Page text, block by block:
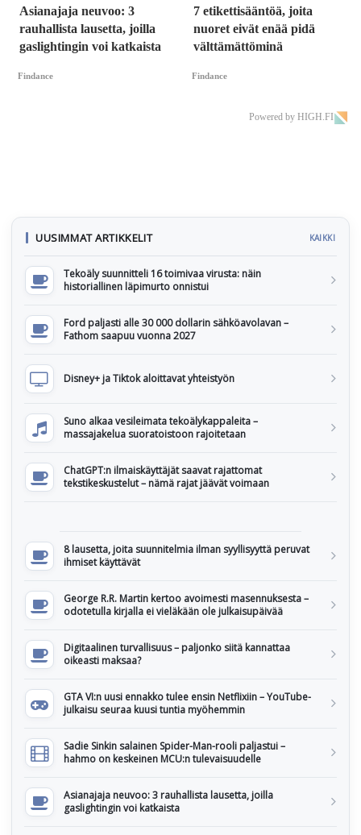
Asianajaja neuvoo: 3
rauhallista lausetta, joilla
gaslightingin voi katkaista
Findance
7 etikettisääntöä, joita
nuoret eivät enää pidä
välttämättöminä
Findance
Powered by HIGH.FI
UUSIMMAT ARTIKKELIT KAIKKI
Tekoäly suunnitteli 16 toimivaa virusta: näin
historiallinen läpimurto onnistui
Ford paljasti alle 30 000 dollarin sähköavolavan –
Fathom saapuu vuonna 2027
Disney+ ja Tiktok aloittavat yhteistyön
Suno alkaa vesileimata tekoälykappaleita –
massajakelua suoratoistoon rajoitetaan
ChatGPT:n ilmaiskäyttäjät saavat rajattomat
tekstikeskustelut – nämä rajat jäävät voimaan
8 lausetta, joita suunnitelmia ilman syyllisyyttä peruvat
ihmiset käyttävät
George R.R. Martin kertoo avoimesti masennuksesta –
odotetulla kirjalla ei vieläkään ole julkaisupäivää
Digitaalinen turvallisuus – paljonko siitä kannattaa
oikeasti maksaa?
GTA VI:n uusi ennakko tulee ensin Netflixiin – YouTube-
julkaisu seuraa kuusi tuntia myöhemmin
Sadie Sinkin salainen Spider-Man-rooli paljastui –
hahmo on keskeinen MCU:n tulevaisuudelle
Asianajaja neuvoo: 3 rauhallista lausetta, joilla
gaslightingin voi katkaista